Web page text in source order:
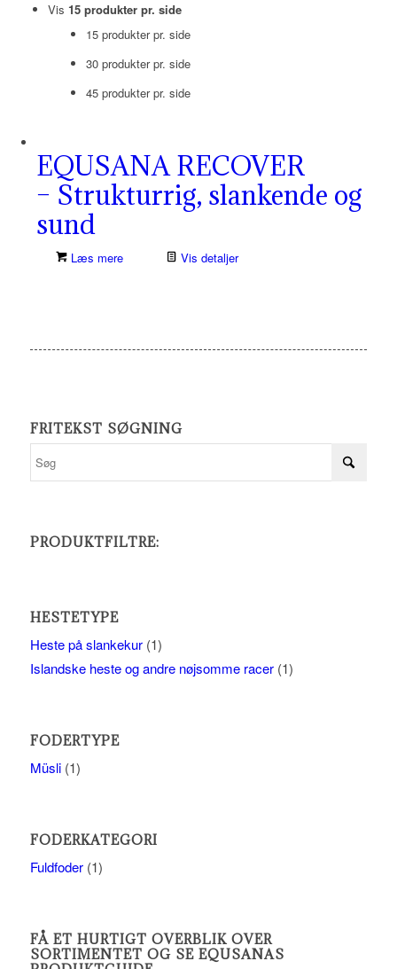
Vis 15 produkter pr. side
15 produkter pr. side
30 produkter pr. side
45 produkter pr. side
EQUSANA RECOVER
– Strukturrig, slankende og
sund
Læs mere Vis detaljer
FRITEKST SØGNING
PRODUKTFILTRE:
HESTETYPE
Heste på slankekur (1)
Islandske heste og andre nøjsomme racer (1)
FODERTYPE
Müsli (1)
FODERKATEGORI
Fuldfoder (1)
FÅ ET HURTIGT OVERBLIK OVER
SORTIMENTET OG SE EQUSANAS